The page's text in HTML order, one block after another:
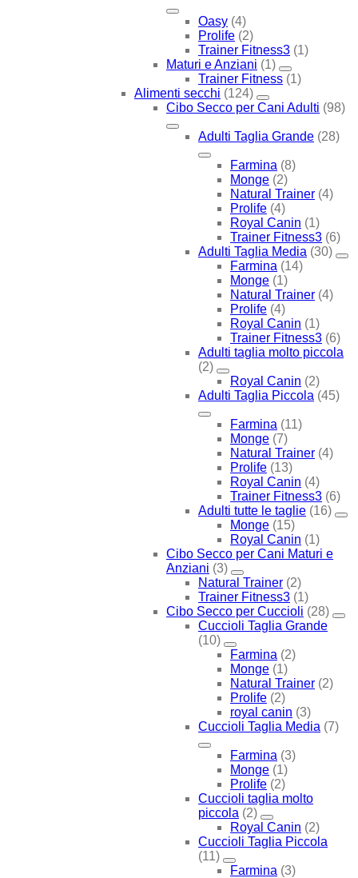
Oasy (4)
Prolife (2)
Trainer Fitness3 (1)
Maturi e Anziani (1)
Trainer Fitness (1)
Alimenti secchi (124)
Cibo Secco per Cani Adulti (98)
Adulti Taglia Grande (28)
Farmina (8)
Monge (2)
Natural Trainer (4)
Prolife (4)
Royal Canin (1)
Trainer Fitness3 (6)
Adulti Taglia Media (30)
Farmina (14)
Monge (1)
Natural Trainer (4)
Prolife (4)
Royal Canin (1)
Trainer Fitness3 (6)
Adulti taglia molto piccola
(2)
Royal Canin (2)
Adulti Taglia Piccola (45)
Farmina (11)
Monge (7)
Natural Trainer (4)
Prolife (13)
Royal Canin (4)
Trainer Fitness3 (6)
Adulti tutte le taglie (16)
Monge (15)
Royal Canin (1)
Cibo Secco per Cani Maturi e
Anziani (3)
Natural Trainer (2)
Trainer Fitness3 (1)
Cibo Secco per Cuccioli (28)
Cuccioli Taglia Grande
(10)
Farmina (2)
Monge (1)
Natural Trainer (2)
Prolife (2)
royal canin (3)
Cuccioli Taglia Media (7)
Farmina (3)
Monge (1)
Prolife (2)
Cuccioli taglia molto
piccola (2)
Royal Canin (2)
Cuccioli Taglia Piccola
(11)
Farmina (3)